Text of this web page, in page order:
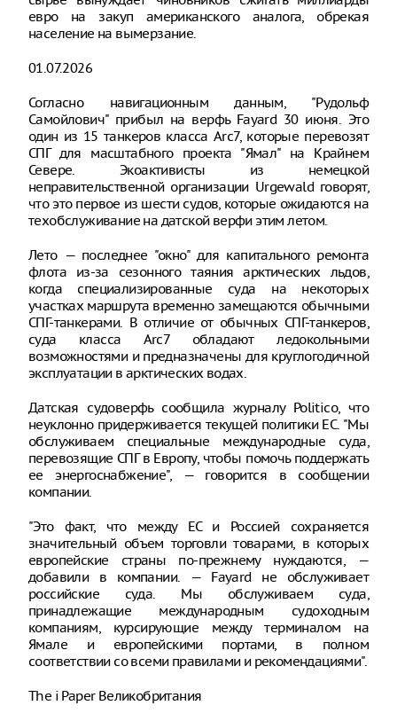
евро на закуп американского аналога, обрекая
население на вымерзание.
01.07.2026
Согласно навигационным данным, "Рудольф
Самойлович" прибыл на верфь Fayard 30 июня. Это
один из 15 танкеров класса Arc7, которые перевозят
СПГ для масштабного проекта "Ямал" на Крайнем
Севере. Экоактивисты из немецкой
неправительственной организации Urgewald говорят,
что это первое из шести судов, которые ожидаются на
техобслуживание на датской верфи этим летом.
Лето — последнее "окно" для капитального ремонта
флота из-за сезонного таяния арктических льдов,
когда специализированные суда на некоторых
участках маршрута временно замещаются обычными
СПГ-танкерами. В отличие от обычных СПГ-танкеров,
суда класса Arc7 обладают ледокольными
возможностями и предназначены для круглогодичной
эксплуатации в арктических водах.
Датская судоверфь сообщила журналу Politico, что
неуклонно придерживается текущей политики ЕС. "Мы
обслуживаем специальные международные суда,
перевозящие СПГ в Европу, чтобы помочь поддержать
ее энергоснабжение", — говорится в сообщении
компании.
"Это факт, что между ЕС и Россией сохраняется
значительный объем торговли товарами, в которых
европейские страны по-прежнему нуждаются, —
добавили в компании. — Fayard не обслуживает
российские суда. Мы обслуживаем суда,
принадлежащие международным судоходным
компаниям, курсирующие между терминалом на
Ямале и европейскими портами, в полном
соответствии со всеми правилами и рекомендациями".
The i Paper Великобритания